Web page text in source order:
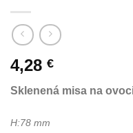
4,28 €
Sklenená misa na
H:78 mm